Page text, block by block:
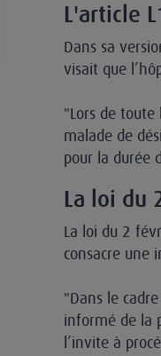
L'article
Dans sa
visait que
"Lors de
malade de
pour la durée
La loi du
La loi du 2
consacre une
"Dans le
informé de la
l’invite à